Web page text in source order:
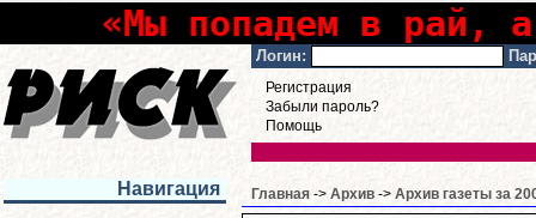
«Мы попадем в рай,
Логин:
Регистрация
Забыли пароль?
Помощь
Навигация Главная -> Архив -> Архив газеты за